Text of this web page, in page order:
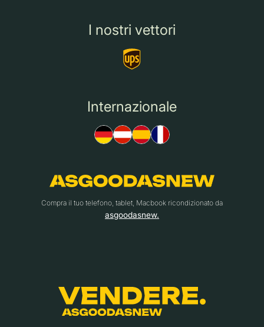
I nostri vettori
Internazionale
Compra il tuo telefono, tablet, Macbook ricondizionato da
asgoodasnew.